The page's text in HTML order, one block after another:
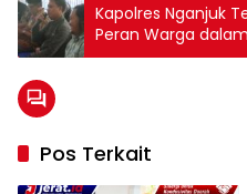
Kapolres Nganjuk
Peran Warga
Kecamatan
Pos Terkait